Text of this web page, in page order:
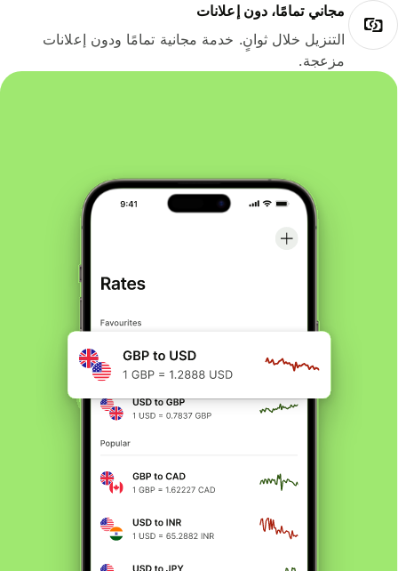
مجاني تمامًا، دون إعلانات
التنزيل خلال ثوانٍ. خدمة مجانية تمامًا ودون إعلانات
مزعجة.